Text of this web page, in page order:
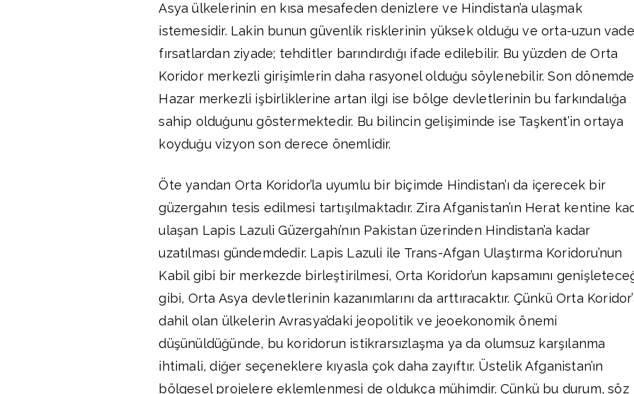
Asya ülkelerinin en kısa mesafeden denizlere ve Hindistan’a ulaşmak
istemesidir. Lakin bunun güvenlik risklerinin yüksek olduğu ve orta-uzun
fırsatlardan ziyade; tehditler barındırdığı ifade edilebilir. Bu yüzden de Orta
Koridor merkezli girişimlerin daha rasyonel olduğu söylenebilir. Son dönemde
Hazar merkezli işbirliklerine artan ilgi ise bölge devletlerinin bu farkındalığa
sahip olduğunu göstermektedir. Bu bilincin gelişiminde ise Taşkent’in ortaya
koyduğu vizyon son derece önemlidir.
Öte yandan Orta Koridor’la uyumlu bir biçimde Hindistan’ı da içerecek bir
güzergahın tesis edilmesi tartışılmaktadır. Zira Afganistan’ın Herat kentine
ulaşan Lapis Lazuli Güzergahı’nın Pakistan üzerinden Hindistan’a kadar
uzatılması gündemdedir. Lapis Lazuli ile Trans-Afgan Ulaştırma Koridoru’nun
Kabil gibi bir merkezde birleştirilmesi, Orta Koridor’un kapsamını
gibi, Orta Asya devletlerinin kazanımlarını da arttıracaktır. Çünkü Orta
dahil olan ülkelerin Avrasya’daki jeopolitik ve jeoekonomik önemi
düşünüldüğünde, bu koridorun istikrarsızlaşma ya da olumsuz karşılanma
ihtimali, diğer seçeneklere kıyasla çok daha zayıftır. Üstelik Afganistan’ın
bölgesel projelere eklemlenmesi de oldukça mühimdir. Çünkü bu durum, söz